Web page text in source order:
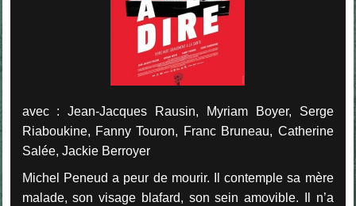
avec : Jean-Jacques Rausin, Myriam Boyer, Serge
Riaboukine, Fanny Touron, Franc Bruneau, Catherine
Salée, Jackie Berroyer
Michel Peneud a peur de mourir. Il contemple sa mère
malade, son visage blafard, son sein amovible. Il n’a